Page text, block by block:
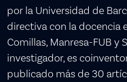
por la Universidad de
directiva con la docencia
Comillas, Manresa-FUB y
investigador, es
publicado más de 30